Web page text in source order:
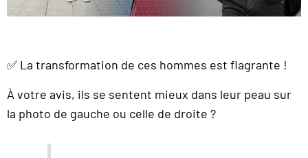
✅ La transformation de ces hommes est flagrante !
À votre avis, ils se sentent mieux dans leur peau sur
la photo de gauche ou celle de droite ?